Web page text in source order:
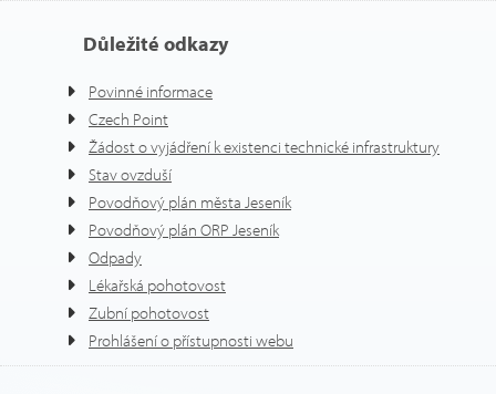
Důležité odkazy
Povinné informace
Czech Point
Žádost o vyjádření k existenci technické infrastruktury
Stav ovzduší
Povodňový plán města Jeseník
Povodňový plán ORP Jeseník
Odpady
Lékařská pohotovost
Zubní pohotovost
Prohlášení o přístupnosti webu